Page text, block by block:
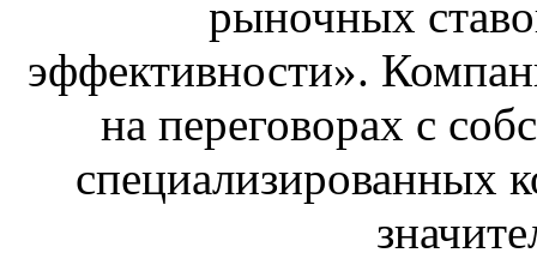
рыночных
эффективности».
на переговорах с
специализированных